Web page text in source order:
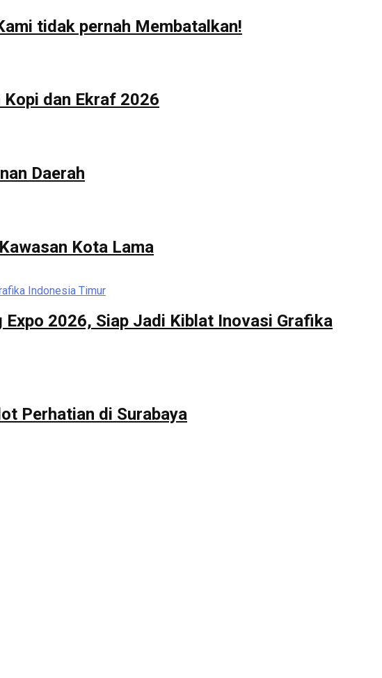
tidak pernah Membatalkan!
dan Ekraf 2026
Daerah
Kota Lama
2026, Siap Jadi Kiblat Inovasi Grafika
Perhatian di Surabaya